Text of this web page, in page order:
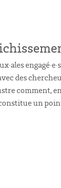
des
comment,
un